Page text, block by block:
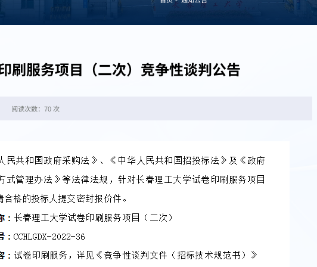
刷服务项目（二次）竞争性谈判公告
阅读次数： 70 次